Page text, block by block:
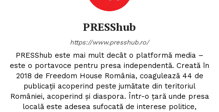
PRESShub
https://www.presshub.ro/
PRESShub este mai mult decât o platformă media –
este o portavoce pentru presa independentă. Creată în
2018 de Freedom House România, coagulează 44 de
publicații acoperind peste jumătate din teritoriul
României, acoperind și diaspora. Într-o țară unde presa
locală este adesea sufocată de interese politice,